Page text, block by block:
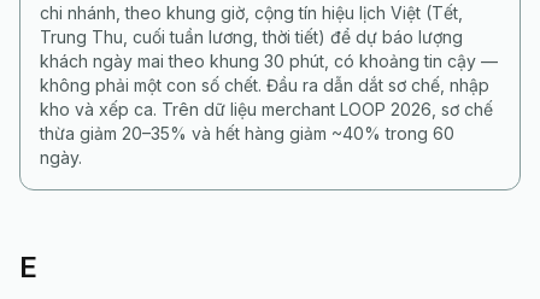
chi nhánh, theo khung giờ, cộng tín hiệu lịch Việt (Tết,
Trung Thu, cuối tuần lương, thời tiết) để dự báo lượng
khách ngày mai theo khung 30 phút, có khoảng tin cậy —
không phải một con số chết. Đầu ra dẫn dắt sơ chế, nhập
kho và xếp ca. Trên dữ liệu merchant LOOP 2026, sơ chế
thừa giảm 20–35% và hết hàng giảm ~40% trong 60
ngày.
E